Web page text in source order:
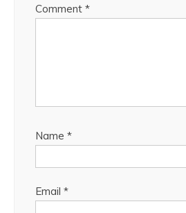
Comment *
Name *
Email *